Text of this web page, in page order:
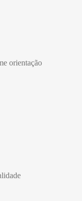
orientação